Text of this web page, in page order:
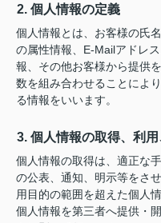
2. 個人情報の定義
個人情報とは、お客様の氏
の属性情報、E-Mailアドレ
報、その他お客様から提供
数を組み合わせることによ
る情報をいいます。
3. 個人情報の取得、利
個人情報の取得は、適正な
の公表、通知、明示等をさ
用目的の範囲を超えた個人
個人情報を第三者へ提供・